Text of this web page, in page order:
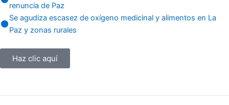
renuncia de Paz
Se agudiza escasez de oxígeno medicinal y alimentos en La
Paz y zonas rurales
Haz clic aquí